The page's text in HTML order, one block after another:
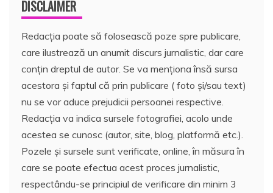
DISCLAIMER
Redacția poate să folosească poze spre publicare,
care ilustrează un anumit discurs jurnalistic, dar care
conțin dreptul de autor. Se va menționa însă sursa
acestora și faptul că prin publicare ( foto și/sau text)
nu se vor aduce prejudicii persoanei respective.
Redacția va indica sursele fotografiei, acolo unde
acestea se cunosc (autor, site, blog, platformă etc.).
Pozele și sursele sunt verificate, online, în măsura în
care se poate efectua acest proces jurnalistic,
respectându-se principiul de verificare din minim 3